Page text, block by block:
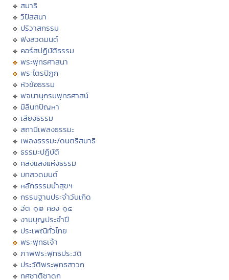
สมาธิ
วิปัสสนา
ปริวาสกรรม
ฟังสวดมนต์
คอร์สปฏิบัติธรรม
พระพุทธศาสนา
พระไตรปิฏก
หัวข้อธรรม
พจนานุกรมพุทธศาสน์
มิลินทปัญหา
เสียงธรรม
สถานีเพลงธรรมะ
เพลงธรรมะ/ดนตรีสมาธิ
ธรรมะปฏิบัติ
คลังแสงแห่งธรรม
บทสวดมนต์
หลักธรรมนำสุขฯ
กรรมฐานประจำวันเกิด
ฮีต ๑๒ คอง ๑๔
งานบุญประจำปี
ประเพณีทั่วไทย
พระพุทธเจ้า
ภาพพระพุทธประวัติ
ประวัติพระพุทธสาวก
ทศชาติชาดก